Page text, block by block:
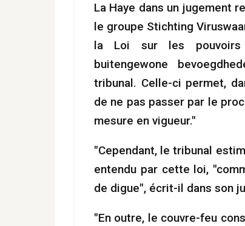
La Haye dans un jugement
le groupe Stichting
la Loi sur les pouvoirs
buitengewone
tribunal. Celle-ci permet,
de ne pas passer par le
mesure en vigueur."
"Cependant, le tribunal
entendu par cette loi,
de digue", écrit-il dans son
"En outre, le couvre-feu